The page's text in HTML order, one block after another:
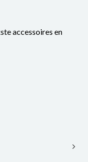
accessoires en